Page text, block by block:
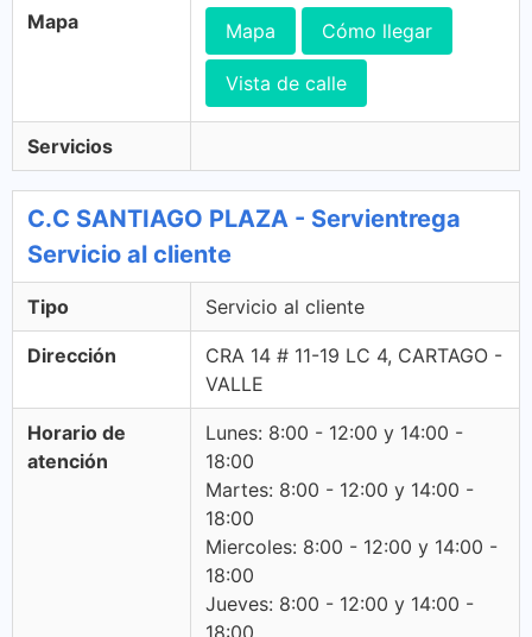
Mapa Mapa Cómo llegar
Vista de calle
Servicios
C.C SANTIAGO PLAZA - Servientrega
Servicio al cliente
Tipo Servicio al cliente
Dirección
CRA 14 # 11-19 LC 4, CARTAGO -
VALLE
Horario de
atención
Lunes: 8:00 - 12:00 y 14:00 -
18:00
Martes: 8:00 - 12:00 y 14:00 -
18:00
Miercoles: 8:00 - 12:00 y 14:00 -
18:00
Jueves: 8:00 - 12:00 y 14:00 -
18:00